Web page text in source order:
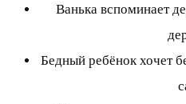
Ванька вспоминает
Бедный ребёнок хочет